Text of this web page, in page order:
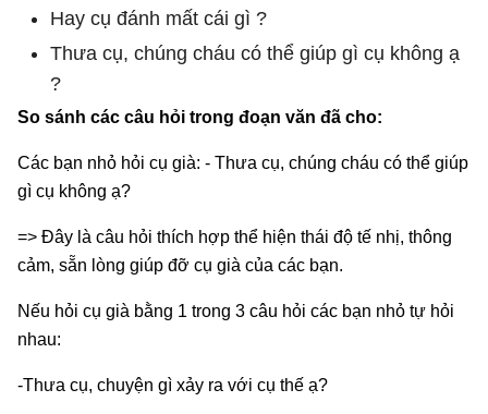
Hay cụ đánh mất cái gì ?
Thưa cụ, chúng cháu có thể giúp gì cụ không ạ
?
So sánh các câu hỏi trong đoạn văn đã cho:
Các bạn nhỏ hỏi cụ già: - Thưa cụ, chúng cháu có thể giúp
gì cụ không ạ?
=> Đây là câu hỏi thích hợp thể hiện thái độ tế nhị, thông
cảm, sẵn lòng giúp đỡ cụ già của các bạn.
Nếu hỏi cụ già bằng 1 trong 3 câu hỏi các bạn nhỏ tự hỏi
nhau:
-Thưa cụ, chuyện gì xảy ra với cụ thế ạ?